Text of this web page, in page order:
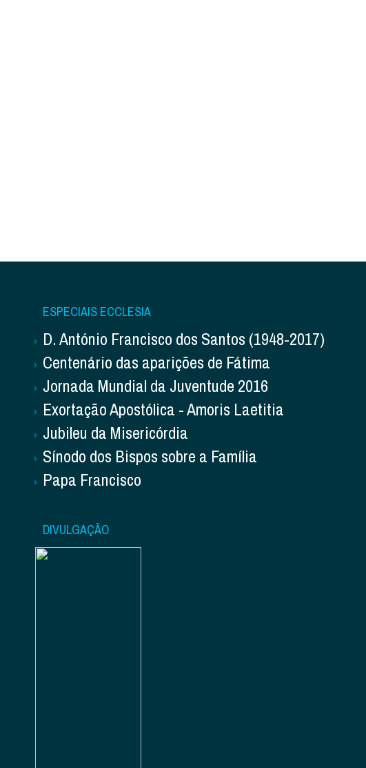
ESPECIAIS ECCLESIA
D. António Francisco dos Santos (1948-2017)
Centenário das aparições de Fátima
Jornada Mundial da Juventude 2016
Exortação Apostólica - Amoris Laetitia
Jubileu da Misericórdia
Sínodo dos Bispos sobre a Família
Papa Francisco
DIVULGAÇÃO